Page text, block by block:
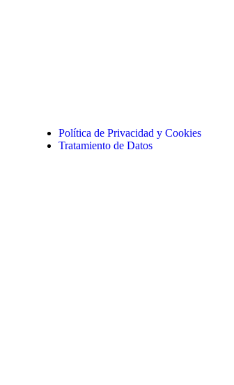
Política de Privacidad y Cookies
Tratamiento de Datos